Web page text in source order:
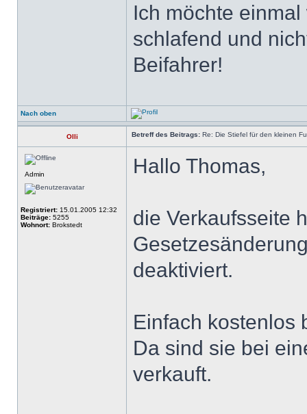
Ich möchte
schlafend und
Beifahrer!
Nach oben
Olli Betreff des Beitrags: Re: Die Stiefel für den kleinen
Admin
Registriert: 15.01.2005 12:32
Beiträge: 5255
Wohnort: Brokstedt
Hallo Thomas,
die Verkaufsseite
deaktiviert.
Einfach kostenlos
Da sind sie bei
verkauft.